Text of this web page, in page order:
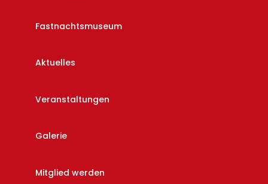
Fastnachtsmuseum
Aktuelles
Veranstaltungen
Galerie
Mitglied werden